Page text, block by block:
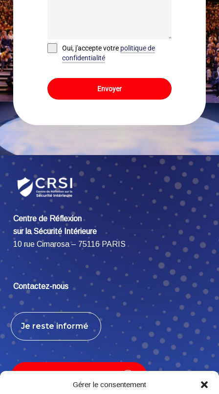
Gérer le consentement
Oui, j'accepte votre politique de
confidentialité
Envoyer
Centre de Réflexion
sur la Sécurité Intérieure
10 rue Cimarosa – 75116 PARIS
Contactez-nous
Je reste informé